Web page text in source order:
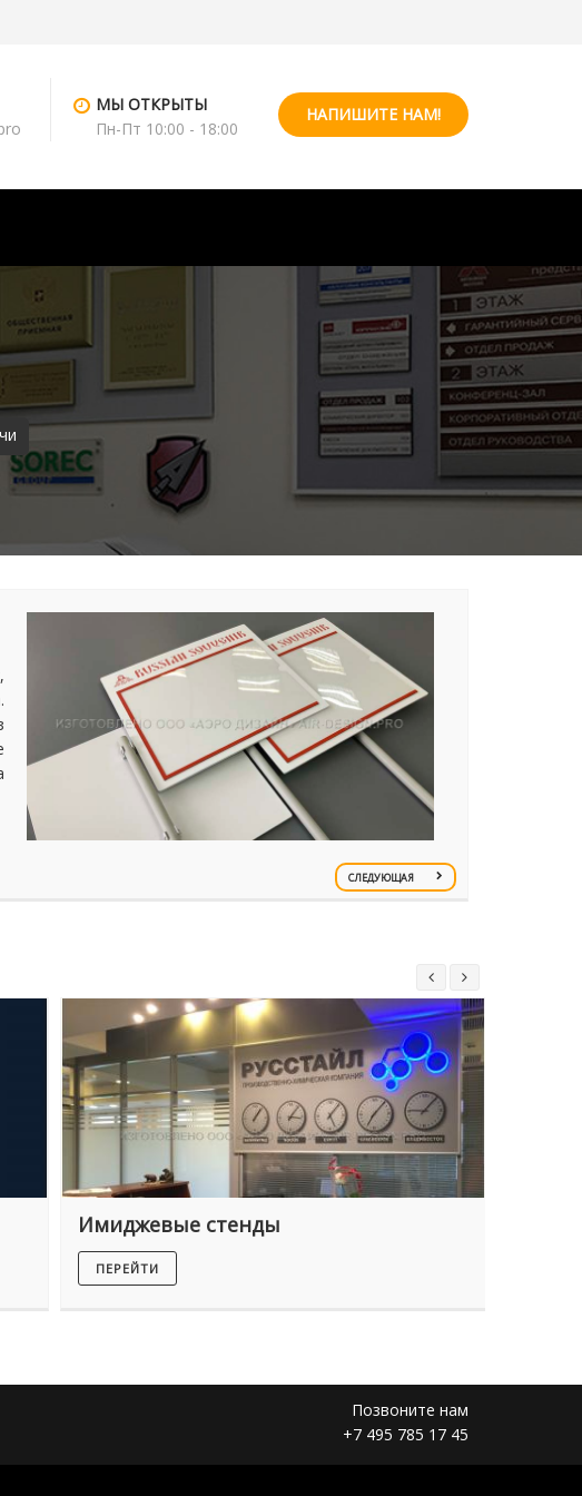
МЫ ОТКРЫТЫ
Пн-Пт 10:00 - 18:00
НАПИШИТЕ НАМ!
СЛЕДУЮЩАЯ
Имиджевые стенды
ПЕРЕЙТИ
Позвоните нам
+7 495 785 17 45